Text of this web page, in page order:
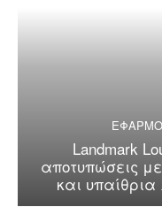
Landmark
αποτυπώσεις
και